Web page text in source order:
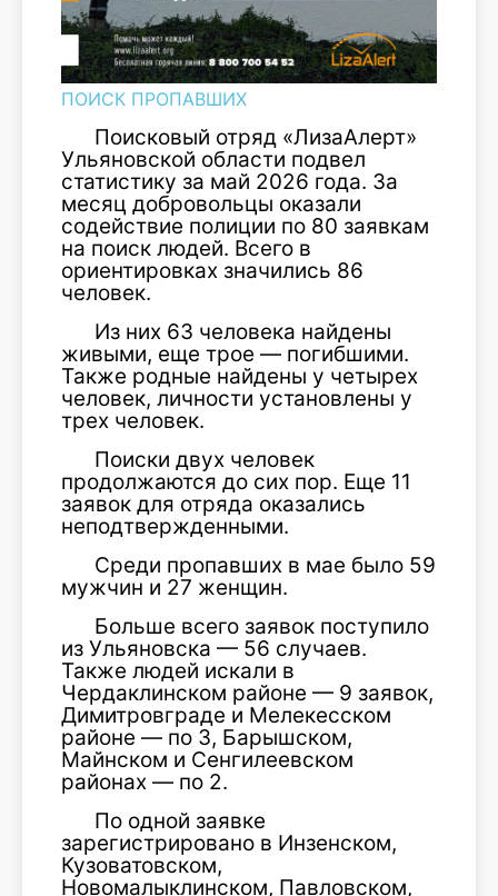
ПОИСК ПРОПАВШИХ
Поисковый отряд «ЛизаАлерт»
Ульяновской области подвел
статистику за май 2026 года. За
месяц добровольцы оказали
содействие полиции по 80 заявкам
на поиск людей. Всего в
ориентировках значились 86
человек.
Из них 63 человека найдены
живыми, еще трое — погибшими.
Также родные найдены у четырех
человек, личности установлены у
трех человек.
Поиски двух человек
продолжаются до сих пор. Еще 11
заявок для отряда оказались
неподтвержденными.
Среди пропавших в мае было 59
мужчин и 27 женщин.
Больше всего заявок поступило
из Ульяновска — 56 случаев.
Также людей искали в
Чердаклинском районе — 9 заявок,
Димитровграде и Мелекесском
районе — по 3, Барышском,
Майнском и Сенгилеевском
районах — по 2.
По одной заявке
зарегистрировано в Инзенском,
Кузоватовском,
Новомалыклинском, Павловском,